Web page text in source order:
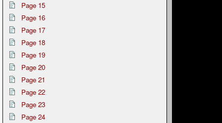
Page 15
Page 16
Page 17
Page 18
Page 19
Page 20
Page 21
Page 22
Page 23
Page 24